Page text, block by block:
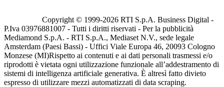
Copyright © 1999-2026 RTI S.p.A. Business Digital -
P.Iva 03976881007 - Tutti i diritti riservati - Per la pubblicità
Mediamond S.p.A. - RTI S.p.A., Mediaset N.V., sede legale
Amsterdam (Paesi Bassi) - Uffici Viale Europa 46, 20093 Cologno
Monzese (MI)Rispetto ai contenuti e ai dati personali trasmessi e/o
riprodotti è vietata ogni utilizzazione funzionale all’addestramento di
sistemi di intelligenza artificiale generativa. È altresì fatto divieto
espresso di utilizzare mezzi automatizzati di data scraping.